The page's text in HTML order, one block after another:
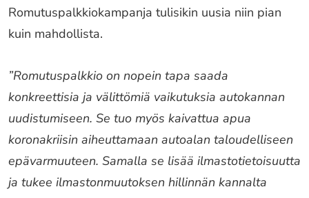
Romutuspalkkiokampanja tulisikin uusia niin pian
kuin mahdollista.
”Romutuspalkkio on nopein tapa saada
konkreettisia ja välittömiä vaikutuksia autokannan
uudistumiseen. Se tuo myös kaivattua apua
koronakriisin aiheuttamaan autoalan taloudelliseen
epävarmuuteen. Samalla se lisää ilmastotietoisuutta
ja tukee ilmastonmuutoksen hillinnän kannalta